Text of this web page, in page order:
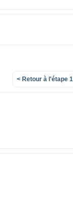
< Retour à l'étape 1